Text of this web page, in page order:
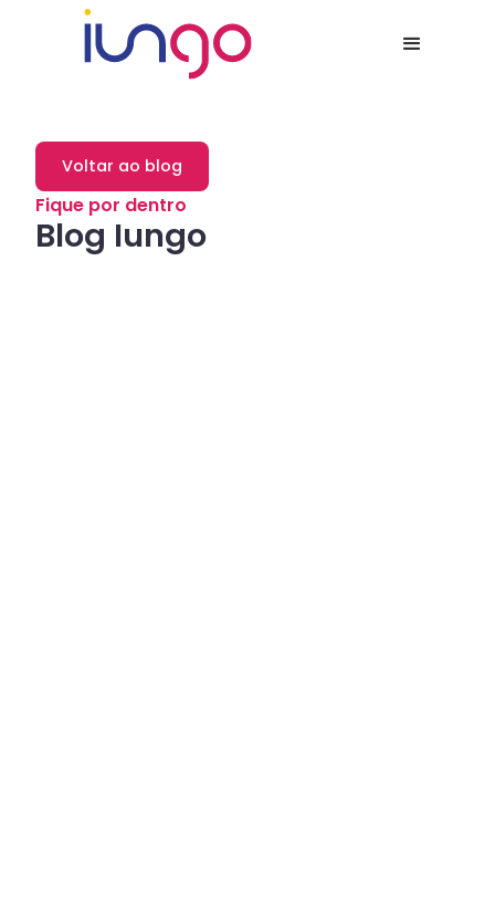
Fique por dentro
Blog Iungo
Voltar ao blog